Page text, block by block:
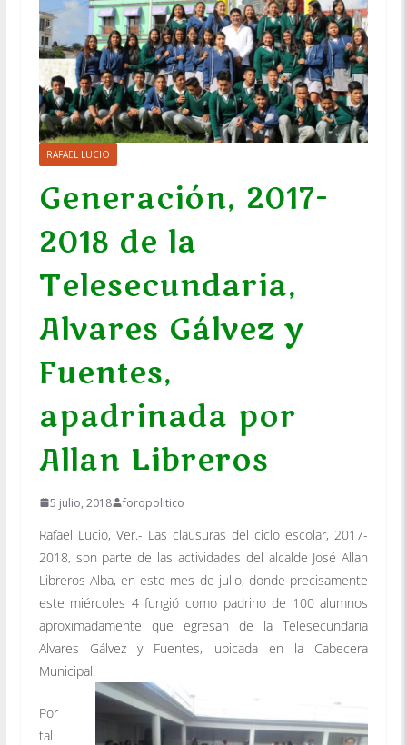
RAFAEL LUCIO
Generación, 2017-
2018 de la
Telesecundaria,
Alvares Gálvez y
Fuentes,
apadrinada por
Allan Libreros
5 julio, 2018 foropolitico
Rafael Lucio, Ver.- Las clausuras del ciclo escolar, 2017-
2018, son parte de las actividades del alcalde José Allan
Libreros Alba, en este mes de julio, donde precisamente
este miércoles 4 fungió como padrino de 100 alumnos
aproximadamente que egresan de la Telesecundaria
Alvares Gálvez y Fuentes, ubicada en la Cabecera
Municipal.
Por
tal